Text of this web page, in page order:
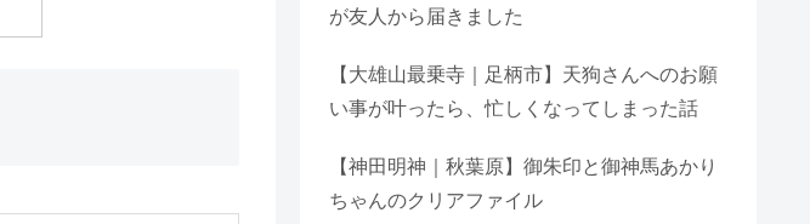
が友人から届きました
【大雄山最乗寺｜足柄市】天狗さんへのお願
い事が叶ったら、忙しくなってしまった話
【神田明神｜秋葉原】御朱印と御神馬あかり
ちゃんのクリアファイル